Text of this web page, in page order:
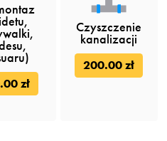
zł
Czyszczenie
kanalizacji
200.00 zł